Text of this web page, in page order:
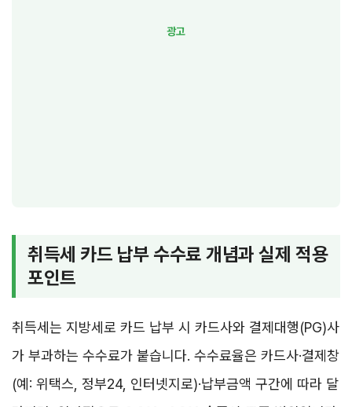
취득세 카드 납부 수수료 개념과 실제 적용
포인트
취득세는 지방세로 카드 납부 시 카드사와 결제대행(PG)사
가 부과하는 수수료가 붙습니다. 수수료율은 카드사·결제창
(예: 위택스, 정부24, 인터넷지로)·납부금액 구간에 따라 달